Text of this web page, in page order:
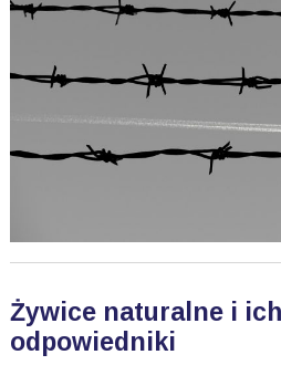
Żywice naturalne i
odpowiedniki